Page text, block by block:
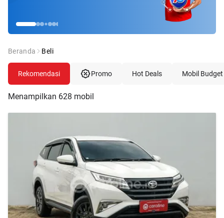
Beranda Beli
Rekomendasi Promo Hot Deals Mobil Budget
Menampilkan 628 mobil